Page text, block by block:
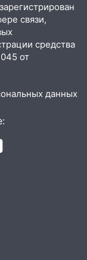
связи,
средства
от
данных